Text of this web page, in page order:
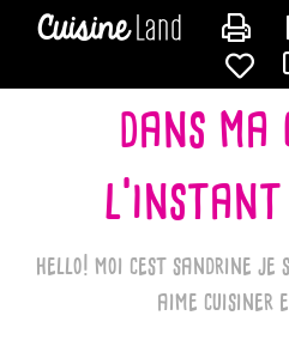
dans ma
l'instant
hello! moi cest sandrine je
aime cuisiner
CONTACTER